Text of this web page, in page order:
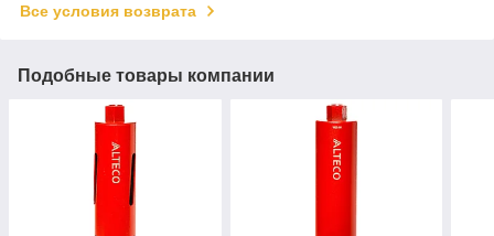
Все условия возврата
Подобные товары компании